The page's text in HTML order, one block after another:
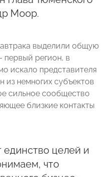
Моор.
выделили общую
первый регион, в
искало представителя
из немногих субъектов
сильное сообщество
близкие контакты
целей и
что